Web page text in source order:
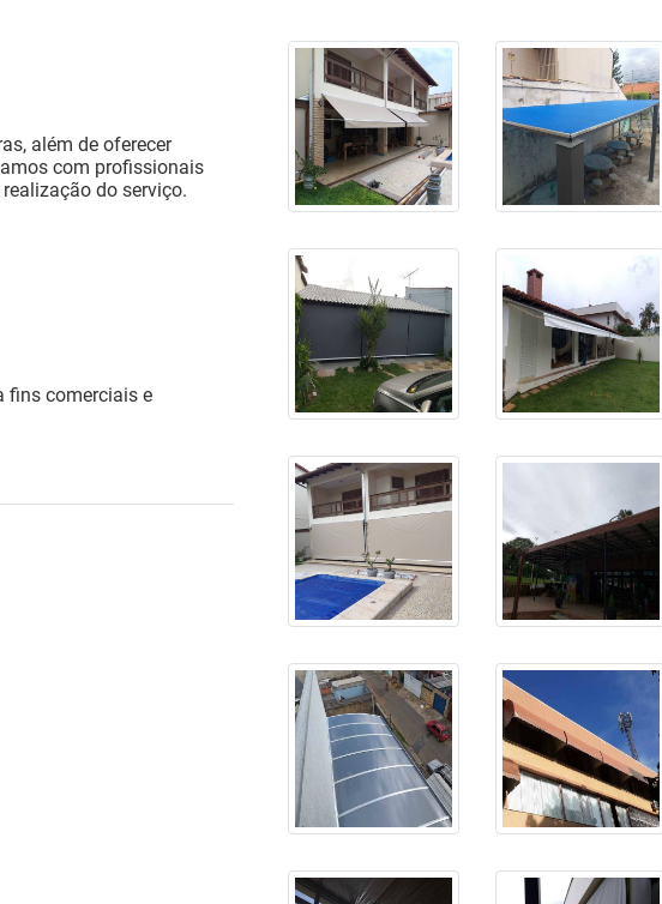
além de oferecer
com profissionais
do serviço.
fins comerciais e